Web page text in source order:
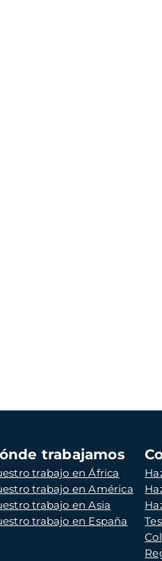
trabajamos
trabajo en África
trabajo en América
trabajo en Asia
trabajo en España